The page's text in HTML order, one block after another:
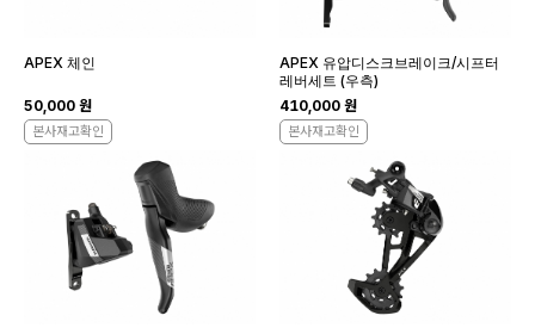
APEX 체인
50,000 원
본사재고확인
APEX 유압디스크브레이크/시프터
레버세트 (우측)
410,000 원
본사재고확인